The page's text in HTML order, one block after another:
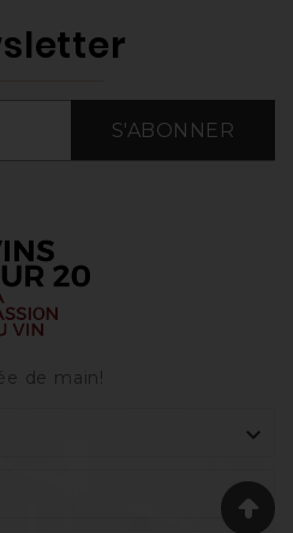
S'ABONNER
de main‎!

